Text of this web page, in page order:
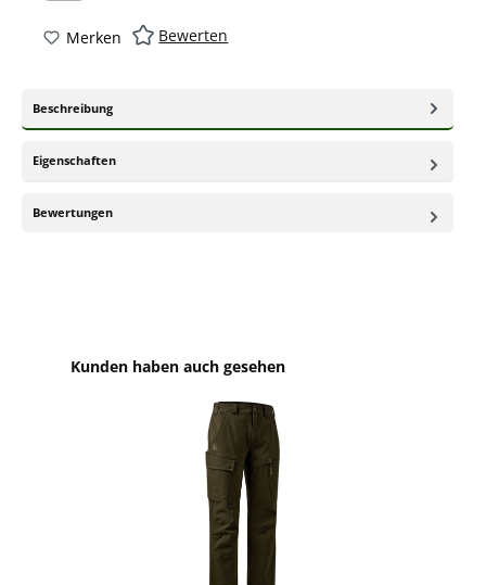
Merken Bewerten
Beschreibung
Eigenschaften
Bewertungen
Produktgalerie überspringen
Kunden haben auch gesehen